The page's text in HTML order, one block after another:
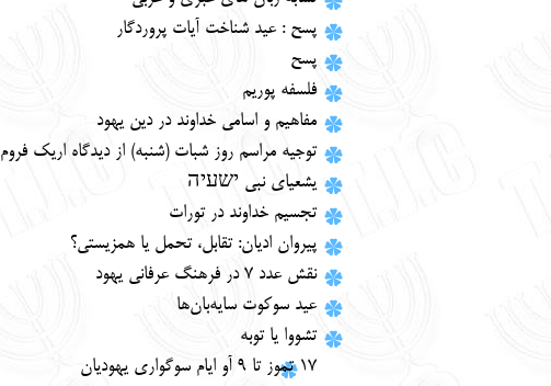
پسح : عید شناخت آیات پروردگار
پسح
فلسفه پوریم
مفاهیم و اسامی خداوند در دین یهود
توجیه مراسم روز شبات (شنبه) از دیدگاه اریک فروم
یشعیای نبی ישעיה
تجسیم خداوند در تورات
پیروان ادیان: تقابل، تحمل یا همزیستی؟
نقش عدد 7 در فرهنگ عرفانی یهود
عید سوکوت سایه‌بان‌ها
تشووا یا توبه
17 تموز تا 9 آو ایام سوگواری یهودیان